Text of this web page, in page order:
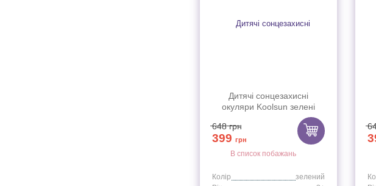
Дитячі сонцезахисні
окуляри Koolsun зелені
серії Flex (Розмір: 3+)
648грн
399 грн
В список побажань
Колір
зелений